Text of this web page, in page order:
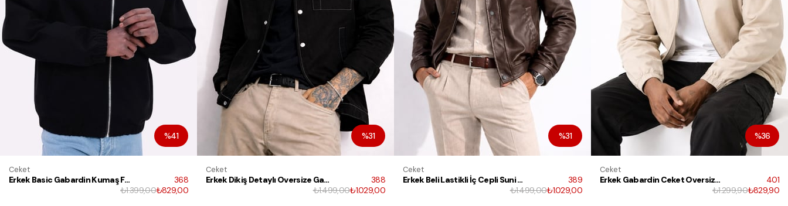
%41
Ceket
Erkek Basic Gabardin Kumaş Fermuarlı Oversize Mevsimlik Polo Yaka Ceket
368
₺829,00
₺1.399,00
%31
Ceket
Erkek Dikiş Detaylı Oversize Gabardin Mevsimlik Ceket & Mont
388
₺1.029,00
₺1.499,00
%31
Ceket
Erkek Beli Lastikli İç Cepli Suni Deri Bomber Oversize Ceket
389
₺1.029,00
₺1.499,00
%36
Ceket
Erkek Gabardin Ceket Oversize Polo Yaka Detaylı Rahat Kalıp Beli Lastikli
401
₺829,90
₺1.299,90